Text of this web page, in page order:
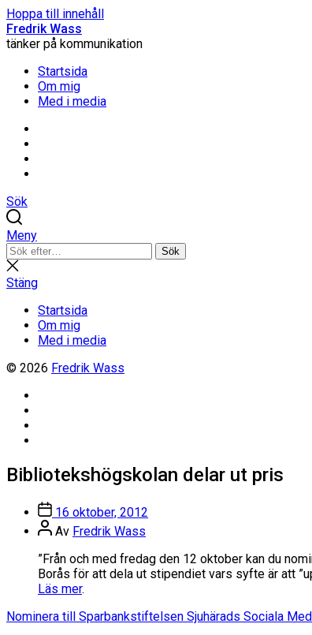
Hoppa till innehåll
Fredrik Wass
tänker på kommunikation
Startsida
Om mig
Med i media
Sök
Meny
Sök
efter:
Sök
Stäng
sökning
Stäng
Startsida
Om mig
Med i media
© 2026 Fredrik Wass
Bibliotekshögskolan delar ut pris
Inläggsdatum
16 oktober, 2012
Inläggsförfattare
Av Fredrik Wass
”Från och med fredag den 12 oktober kan du
Borås för att dela ut stipendiet vars syfte är att
Läs mer.
Nominera till Sparbankstiftelsen Sjuhärads Sociala